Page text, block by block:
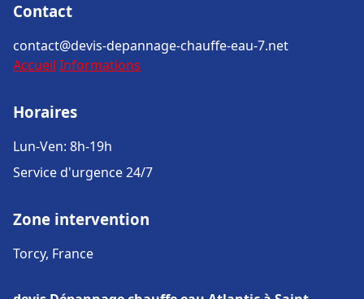
Contact
contact@devis-depannage-chauffe-eau-7.net
Accueil Informations
Horaires
Lun-Ven: 8h-19h
Service d'urgence 24/7
Zone intervention
Torcy, France